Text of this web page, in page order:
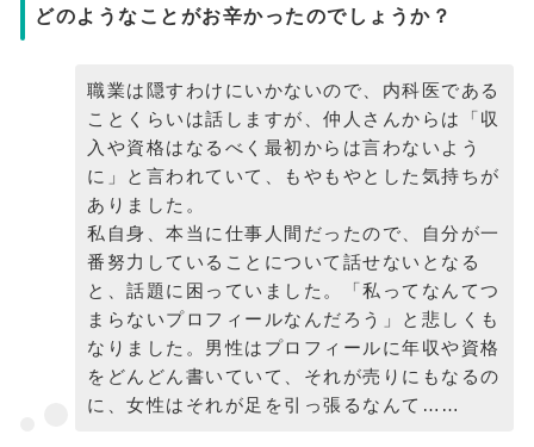
どのようなことがお辛かったのでしょうか？
職業は隠すわけにいかないので、内科医である
ことくらいは話しますが、仲人さんからは「収
入や資格はなるべく最初からは言わないよう
に」と言われていて、もやもやとした気持ちが
ありました。
私自身、本当に仕事人間だったので、自分が一
番努力していることについて話せないとなる
と、話題に困っていました。「私ってなんてつ
まらないプロフィールなんだろう」と悲しくも
なりました。男性はプロフィールに年収や資格
をどんどん書いていて、それが売りにもなるの
に、女性はそれが足を引っ張るなんて……